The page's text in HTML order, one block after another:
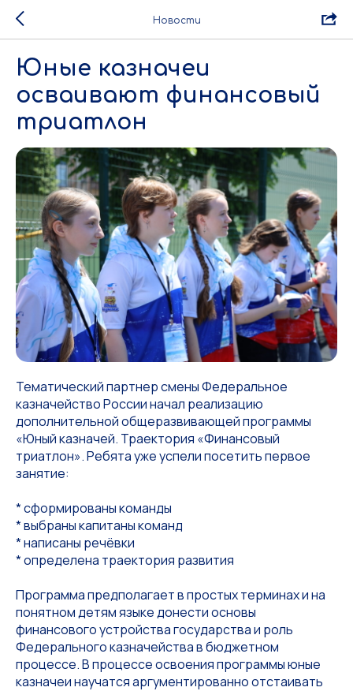
Новости
Юные казначеи
осваивают финансовый
триатлон
Тематический партнер смены Федеральное
казначейство России начал реализацию
дополнительной общеразвивающей программы
«Юный казначей. Траектория «Финансовый
триатлон». Ребята уже успели посетить первое
занятие:
* сформированы команды
* выбраны капитаны команд
* написаны речёвки
* определена траектория развития
Программа предполагает в простых терминах и на
понятном детям языке донести основы
финансового устройства государства и роль
Федерального казначейства в бюджетном
процессе. В процессе освоения программы юные
казначеи научатся аргументированно отстаивать